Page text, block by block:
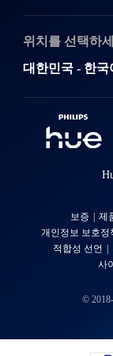
위치를 선택하
대한민국 - 한국
보증 제
개인정보 보호정
적합성 선언
사
©